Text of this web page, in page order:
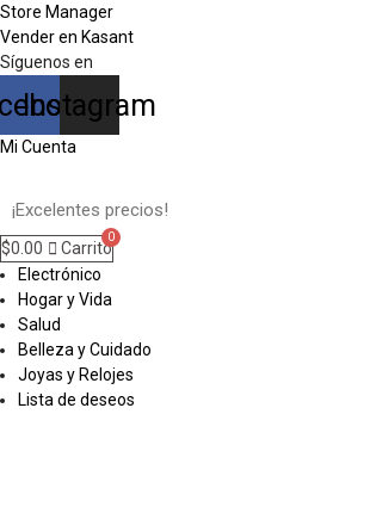
Store Manager
Vender en Kasant
Síguenos en
Instagram
Mi Cuenta
$0.00
Carrito
Electrónico
Hogar y Vida
Salud
Belleza y Cuidado
Joyas y Relojes
Lista de deseos